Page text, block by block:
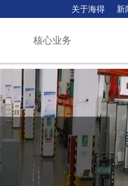
新
关于海得
核心业务